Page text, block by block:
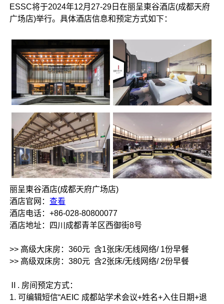
ESSC将于2024年12月27-29日在丽呈東谷酒店(成都天府
广场店)举行。具体酒店信息和预定方式如下：
丽呈東谷酒店(成都天府广场店)
酒店官网：查看
酒店电话：+86-028-80800077
酒店地址：四川成都青羊区西御街8号
>> 高级大床房：360元 含1张床/无线网络/ 1份早餐
>> 高级双床房：380元 含2张床/无线网络/ 2份早餐
Ⅱ. 房间预定方式：
1. 可编辑短信“AEIC 成都站学术会议+姓名+入住日期+退